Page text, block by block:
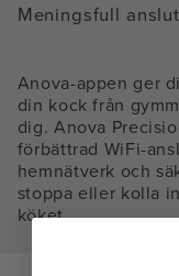
Meningsfull
Anova-appen ger
din kock från
dig. Anova
förbättrad WiFi-
hemnätverk och
stoppa eller kolla
köket.